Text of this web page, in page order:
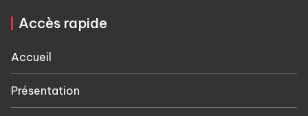
Accès rapide
Accueil
Présentation